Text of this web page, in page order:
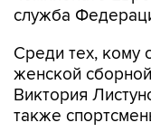
служба
Среди тех, кому
женской
Виктория
также